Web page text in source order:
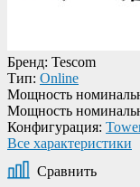
Бренд: Tescom
Тип: Online
Мощность
Мощность
Конфигурация:
Все характеристики
Сравнить